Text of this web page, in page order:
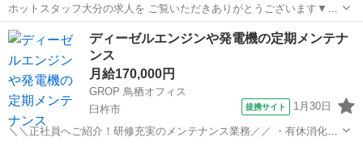
ホットスタッフ大分の求人を ご覧いただきありがとうございます▼・
ω・▽ ＼ ご紹介するお仕事のPOINT ／ ◆くだものの栽培や収穫に
興味のある方 ◆作物の勉強をしたい方 ◆短期のお仕事をお探しの方
◆日月休み ———...
大分 柳ケ浦駅
ディーゼルエンジンや発電機の定期メンテナ
ンス
月給170,000円
GROP 鳥栖オフィス
臼杵市
提携サイト 1月30日
＼＼正社員へご紹介！研修充実のメンテナンス業務／／ ・有休消化率